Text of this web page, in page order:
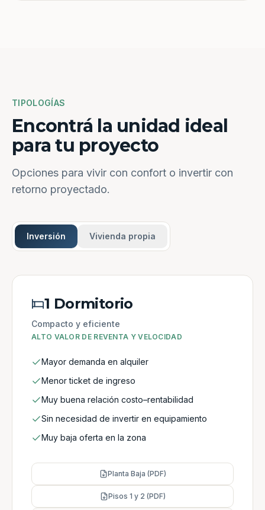
TIPOLOGÍAS
Encontrá la unidad ideal
para tu proyecto
Opciones para vivir con confort o invertir con
retorno proyectado.
Inversión Vivienda propia
1 Dormitorio
Compacto y eficiente
ALTO VALOR DE REVENTA Y VELOCIDAD
Mayor demanda en alquiler
Menor ticket de ingreso
Muy buena relación costo–rentabilidad
Sin necesidad de invertir en equipamiento
Muy baja oferta en la zona
Planta Baja (PDF)
Pisos 1 y 2 (PDF)